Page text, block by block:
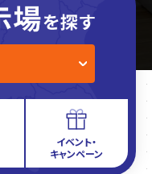
イベント・
キャンペーン